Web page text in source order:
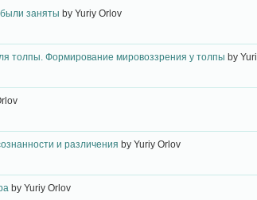
заняты by Yuriy Orlov
толпы. Формирование мировоззрения у толпы by
и различения by Yuriy Orlov
by Yuriy Orlov